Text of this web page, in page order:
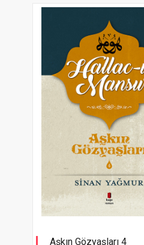
Aşkın Gözyaşları 4